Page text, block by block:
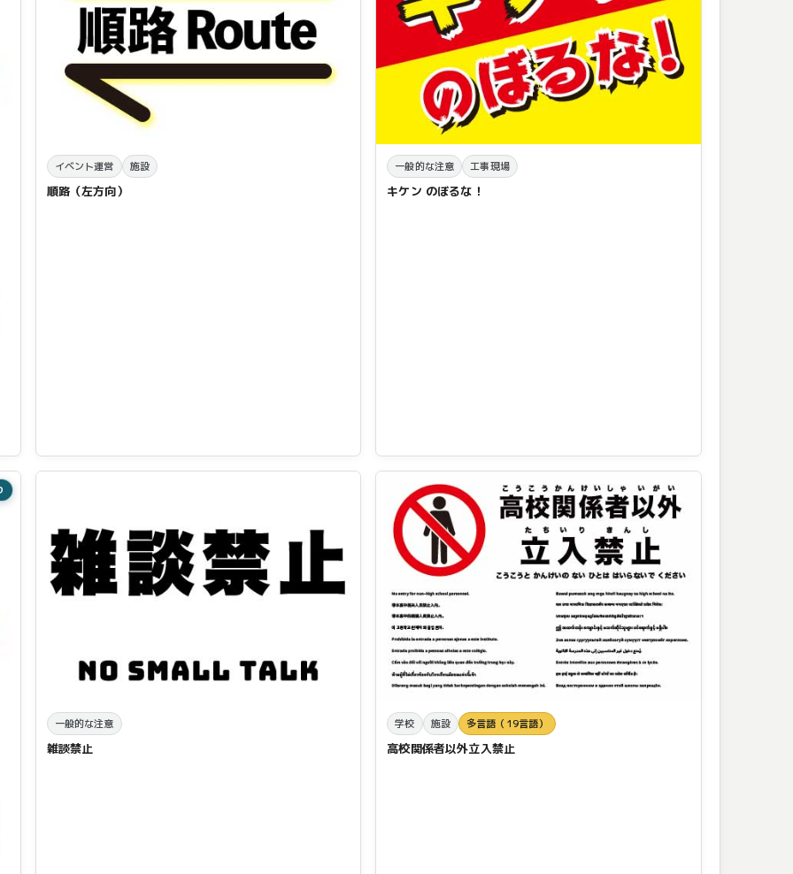
イベント運営 施設
順路（左方向）
一般的な注意 工事現場
キケン のぼるな！
一般的な注意
雑談禁止
学校 施設 多言語（19言語）
高校関係者以外立入禁止